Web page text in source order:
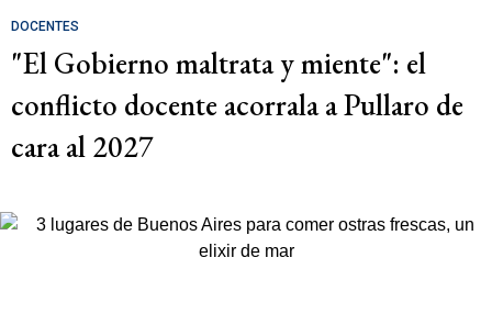
DOCENTES
"El Gobierno maltrata y miente": el
conflicto docente acorrala a Pullaro de
cara al 2027